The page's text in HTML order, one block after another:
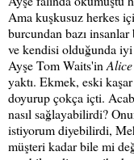
Ama kuşkusuz herkes
burcundan bazı
ve kendisi olduğunda iyi
Ayşe Tom Waits'in Alice
yaktı. Ekmek, eski kaşar
doyurup çokça içti.
nasıl sağlayabilirdi?
istiyorum diyebilirdi,
müşteri kadar bile mi